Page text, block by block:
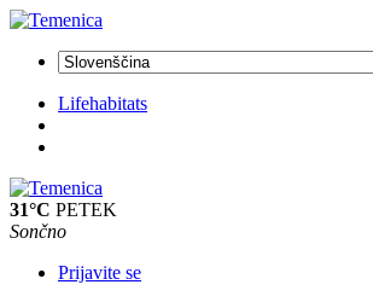
Lifehabitats
31°C PETEK
Sončno
Prijavite se